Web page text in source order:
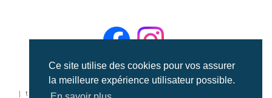
Ce site utilise des cookies pour vos assurer
la meilleure expérience utilisateur possible.
©aerialcollection marque déposée 2024
| tous droits réservés | aerialcollection.fr banque d'images